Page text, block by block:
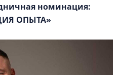
номинация:
ОПЫТА»